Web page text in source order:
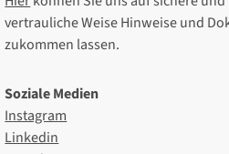
vertrauliche Weise Hinweise und
zukommen lassen.
Soziale Medien
Instagram
Linkedin